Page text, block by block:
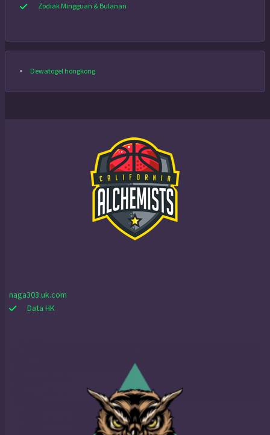
Zodiak Mingguan & Bulanan
Dewatogel hongkong
naga303.uk.com
Data HK